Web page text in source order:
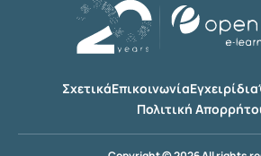
ΣχετικάΕπικοινωνίαΕγχειρίδια
Πολιτική